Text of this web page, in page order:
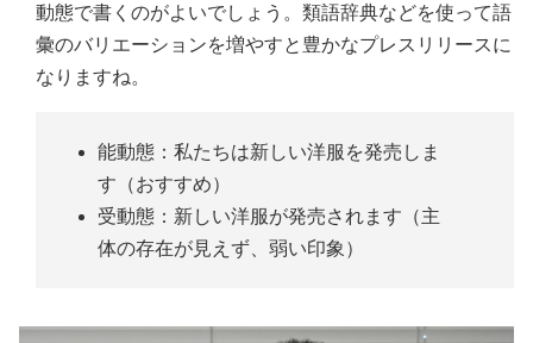
動態で書くのがよいでしょう。類語辞典などを使って語
彙のバリエーションを増やすと豊かなプレスリリースに
なりますね。
能動態：私たちは新しい洋服を発売しま
す（おすすめ）
受動態：新しい洋服が発売されます（主
体の存在が見えず、弱い印象）